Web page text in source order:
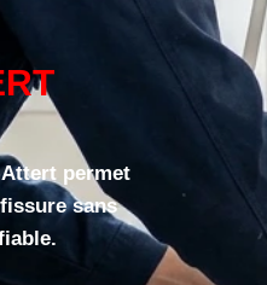
Attert permet
sans